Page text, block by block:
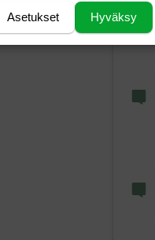
Hyväksy
Asetukset